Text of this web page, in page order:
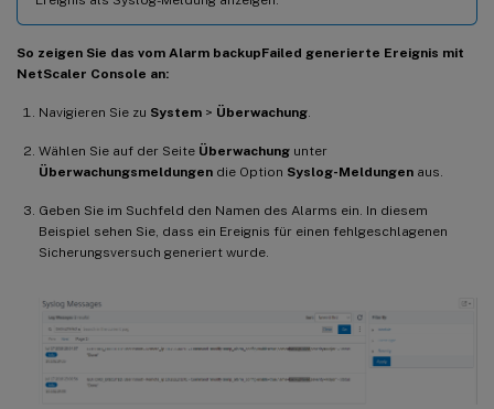
So zeigen Sie das vom Alarm backupFailed generierte Ereignis mit
NetScaler Console an:
Navigieren Sie zu System > Überwachung.
Wählen Sie auf der Seite Überwachung unter
Überwachungsmeldungen die Option Syslog-Meldungen aus.
Geben Sie im Suchfeld den Namen des Alarms ein. In diesem
Beispiel sehen Sie, dass ein Ereignis für einen fehlgeschlagenen
Sicherungsversuch generiert wurde.